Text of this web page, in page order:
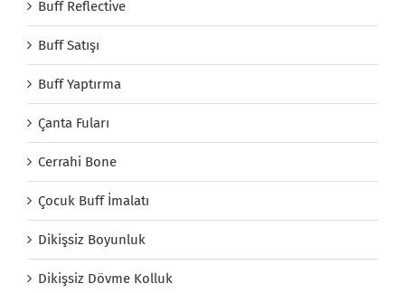
Buff Reflective
Buff Satışı
Buff Yaptırma
Çanta Fuları
Cerrahi Bone
Çocuk Buff İmalatı
Dikişsiz Boyunluk
Dikişsiz Dövme Kolluk